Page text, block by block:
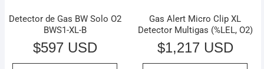
Detector de Gas BW Solo O2
BWS1-XL-B
$597 USD
Gas Alert Micro Clip XL
Detector Multigas (%LEL, O2)
$1,217 USD